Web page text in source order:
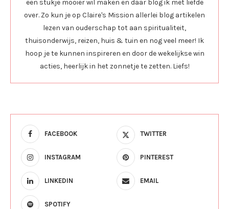
een stukje mooier wil maken en daar blog ik met liefde
over. Zo kun je op Claire's Mission allerlei blog artikelen
lezen van ouderschap tot aan spiritualiteit,
thuisonderwijs, reizen, huis & tuin en nog veel meer! Ik
hoop je te kunnen inspireren en door de wekelijkse win
acties, heerlijk in het zonnetje te zetten. Liefs!
FACEBOOK TWITTER
INSTAGRAM PINTEREST
LINKEDIN EMAIL
SPOTIFY